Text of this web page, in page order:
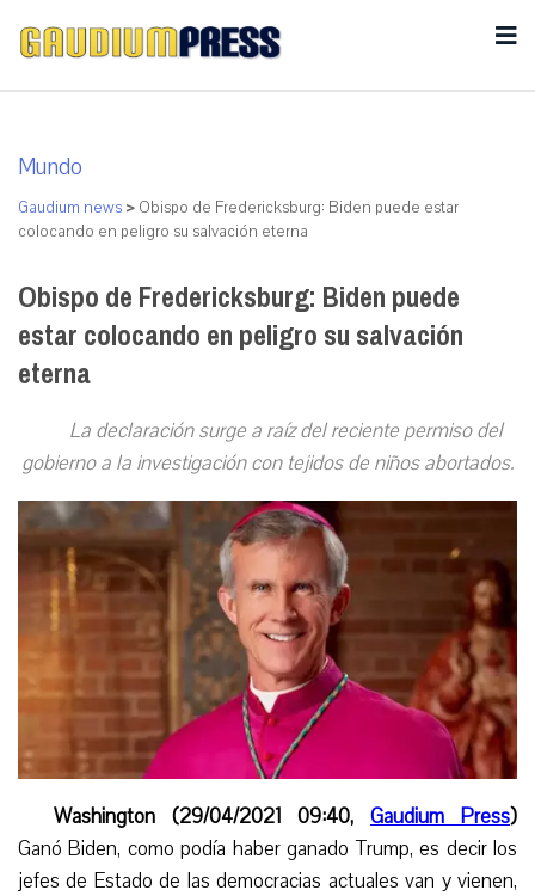
Mundo
Gaudium news > Obispo de Fredericksburg: Biden puede estar
colocando en peligro su salvación eterna
Obispo de Fredericksburg: Biden puede
estar colocando en peligro su salvación
eterna
La declaración surge a raíz del reciente permiso del
gobierno a la investigación con tejidos de niños abortados.
Washington (29/04/2021 09:40, Gaudium Press)
Ganó Biden, como podía haber ganado Trump, es decir los
jefes de Estado de las democracias actuales van y vienen,